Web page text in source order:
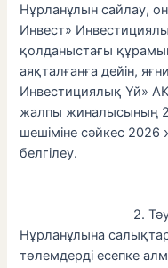
Нұрланұлын сайлау,
Инвест»
қолданыстағы
аяқталғанға дейін,
Инвестициялық Үй» АҚ
жалпы жиналысының
шешіміне сәйкес
2. Тәуелсіз
Нұрланұлына
төлемдерді есепке